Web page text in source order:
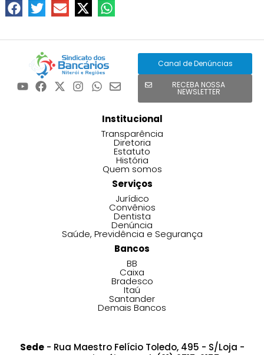
Canal de Denúncias
RECEBA NOSSA
NEWSLETTER
Institucional
Transparência
Diretoria
Estatuto
História
Quem somos
Serviços
Jurídico
Convênios
Dentista
Denúncia
Saúde, Previdência e Segurança
Bancos
BB
Caixa
Bradesco
Itaú
Santander
Demais Bancos
Sede- Rua Maestro Felício Toledo, 495 - S/Loja -